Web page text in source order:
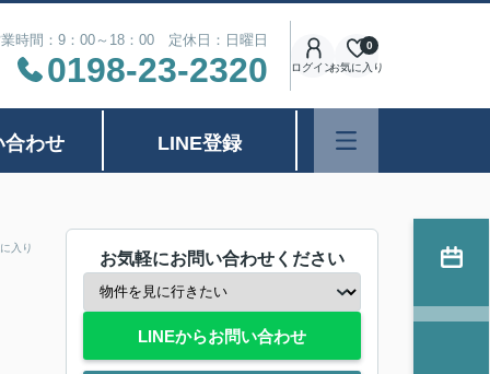
時間：9：00～18：00 定休日：日曜日
0198-23-2320 ログインお気に入り
0
合わせ LINE登録
入り
お気軽にお問い合わせください
LINEからお問い合わせ